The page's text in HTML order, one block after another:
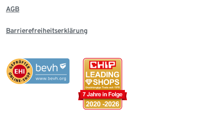
AGB
Barrierefreiheitserklärung